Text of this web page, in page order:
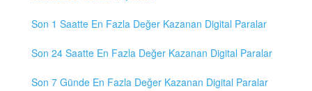
Son 1 Saatte En Fazla Değer Kazanan Digital Paralar
Son 24 Saatte En Fazla Değer Kazanan Digital Paralar
Son 7 Günde En Fazla Değer Kazanan Digital Paralar